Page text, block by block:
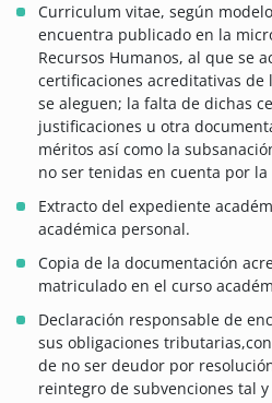
Curriculum vitae, según
encuentra publicado en la
Recursos Humanos, al que se
certificaciones acreditativas de
se aleguen; la falta de dichas
justificaciones u otra
méritos así como la
no ser tenidas en cuenta por
Extracto del expediente
académica personal.
Copia de la documentación
matriculado en el curso
Declaración responsable de
sus obligaciones
de no ser deudor por
reintegro de subvenciones tal